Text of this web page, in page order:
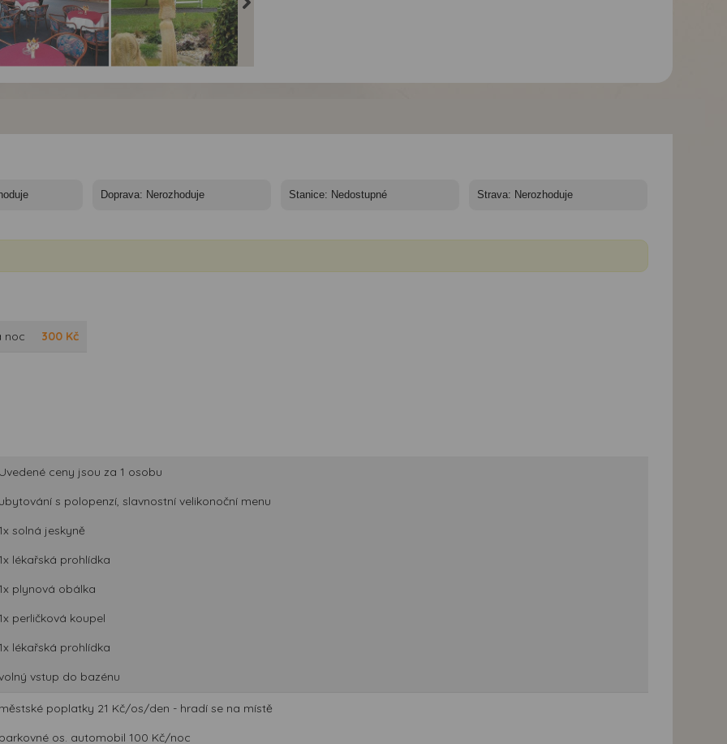
noc 300 Kč
ceny jsou za 1 osobu
s polopenzí, slavnostní velikonoční menu
solná jeskyně
lékařská prohlídka
plynová obálka
perličková koupel
lékařská prohlídka
vstup do bazénu
poplatky 21 Kč/os/den - hradí se na místě
os. automobil 100 Kč/noc